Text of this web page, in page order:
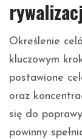
Określenie
kluczowym
postawione
oraz
się do
powinny